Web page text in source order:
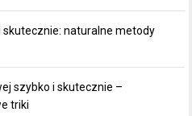
naturalne metody
szybko i skutecznie –
triki